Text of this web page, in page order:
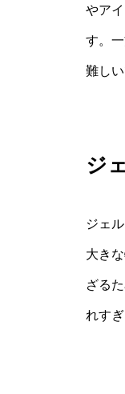
やア
す。
難し
ジ
ジェ
大き
ざる
れす